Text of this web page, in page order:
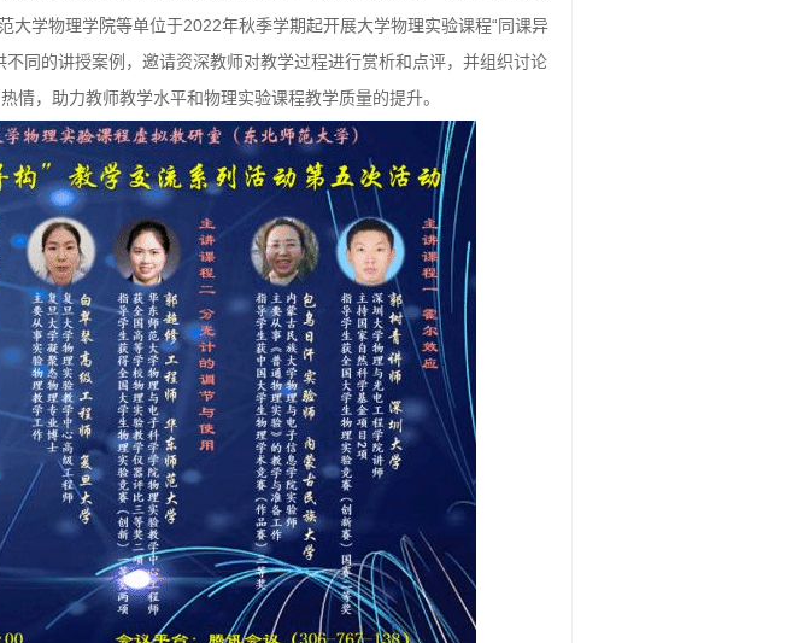
大学物理学院等单位于2022年秋季学期起开展大学物理实验课程“同课异
同的讲授案例，邀请资深教师对教学过程进行赏析和点评，并组织讨论
，助力教师教学水平和物理实验课程教学质量的提升。